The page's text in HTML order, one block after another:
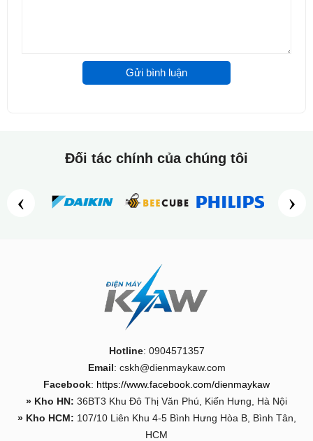
Gửi bình luận
Đối tác chính của chúng tôi
‹ ›
Hotline: 0904571357
Email: cskh@dienmaykaw.com
Facebook: https://www.facebook.com/dienmaykaw
» Kho HN: 36BT3 Khu Đô Thị Văn Phú, Kiến Hưng, Hà Nội
» Kho HCM: 107/10 Liên Khu 4-5 Bình Hưng Hòa B, Bình Tân,
HCM